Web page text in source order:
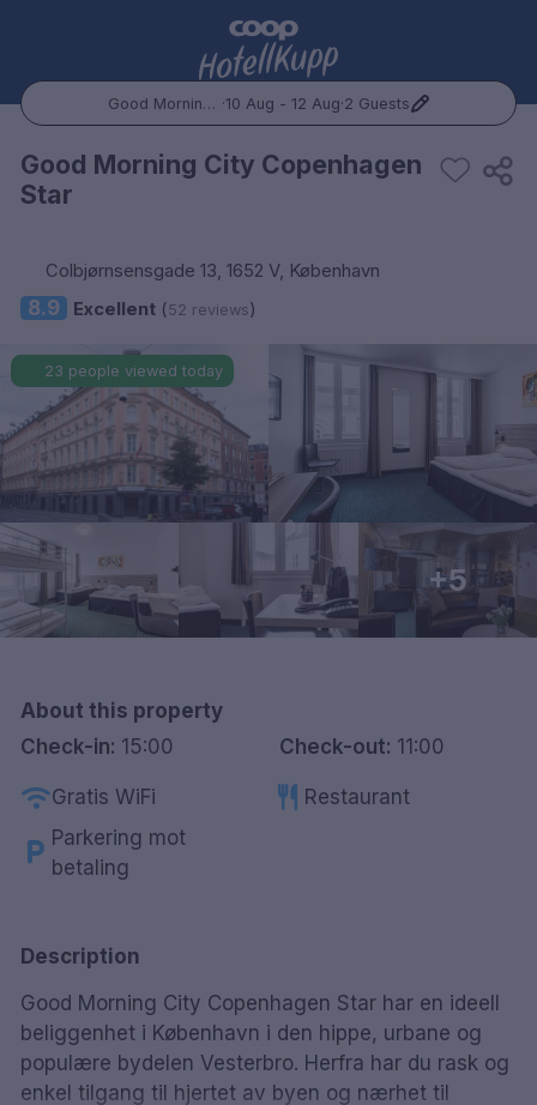
Good Morning City Copenhagen Star ·10 Aug - 12 Aug·2 Guests
Popular Destinations:
Hele Norge
Oslo
Bergen
Trondheim
Hele Sverige
Stockholm
Göteborg
Hele Danmark
Good Morning City Copenhagen
Star
Colbjørnsensgade 13, 1652 V, København
8.9 Excellent(52 reviews)
23 people viewed today
+5
About this property
Check-in: 15:00 Check-out: 11:00
wifiGratis WiFi restaurant Restaurant
local_parking Parkering mot
betaling
Description
Good Morning City Copenhagen Star har en ideell
beliggenhet i København i den hippe, urbane og
populære bydelen Vesterbro. Herfra har du rask og
enkel tilgang til hjertet av byen og nærhet til